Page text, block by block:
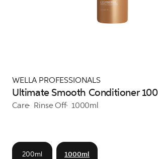
WELLA PROFESSIONALS
Ultimate Smooth Conditioner
Care Rinse Off 1000ml
200ml 1000ml